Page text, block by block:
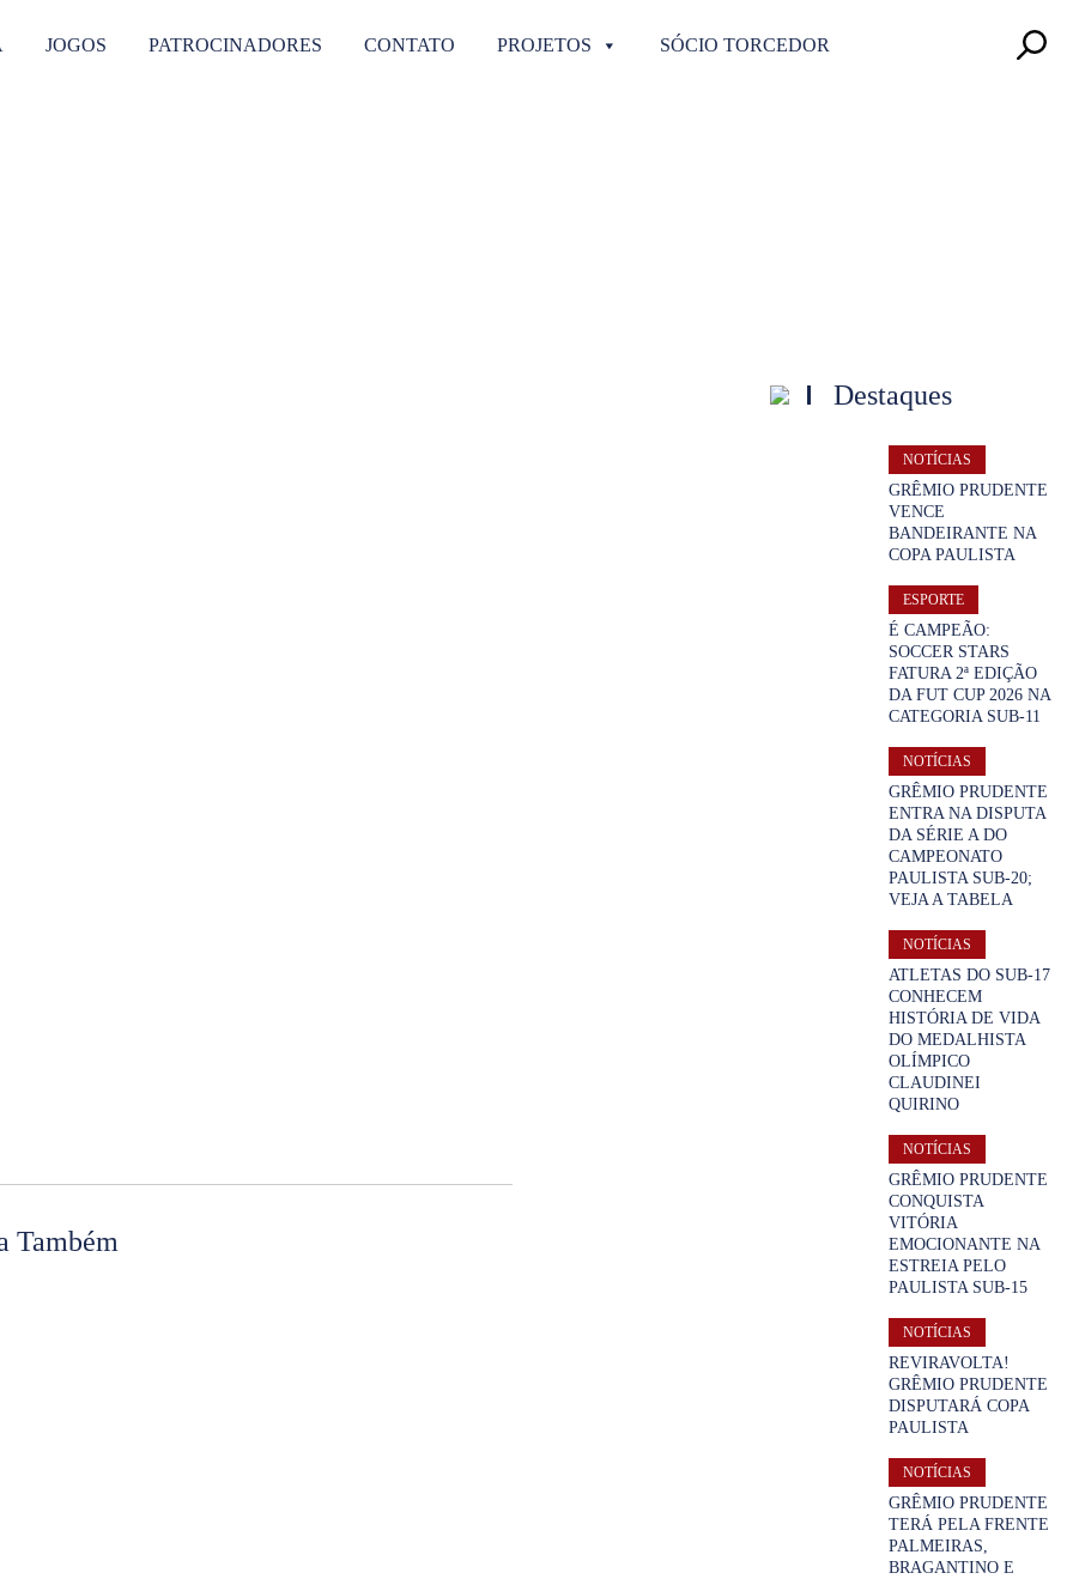
JOGOS PATROCINADORES CONTATO PROJETOS SÓCIO TORCEDOR
Também
Destaques
NOTÍCIAS
GRÊMIO PRUDENTE
VENCE
BANDEIRANTE NA
COPA PAULISTA
ESPORTE
É CAMPEÃO:
SOCCER STARS
FATURA 2ª EDIÇÃO
DA FUT CUP 2026 NA
CATEGORIA SUB-11
NOTÍCIAS
GRÊMIO PRUDENTE
ENTRA NA DISPUTA
DA SÉRIE A DO
CAMPEONATO
PAULISTA SUB-20;
VEJA A TABELA
NOTÍCIAS
ATLETAS DO SUB-17
CONHECEM
HISTÓRIA DE VIDA
DO MEDALHISTA
OLÍMPICO
CLAUDINEI
QUIRINO
NOTÍCIAS
GRÊMIO PRUDENTE
CONQUISTA
VITÓRIA
EMOCIONANTE NA
ESTREIA PELO
PAULISTA SUB-15
NOTÍCIAS
REVIRAVOLTA!
GRÊMIO PRUDENTE
DISPUTARÁ COPA
PAULISTA
NOTÍCIAS
GRÊMIO PRUDENTE
TERÁ PELA FRENTE
PALMEIRAS,
BRAGANTINO E